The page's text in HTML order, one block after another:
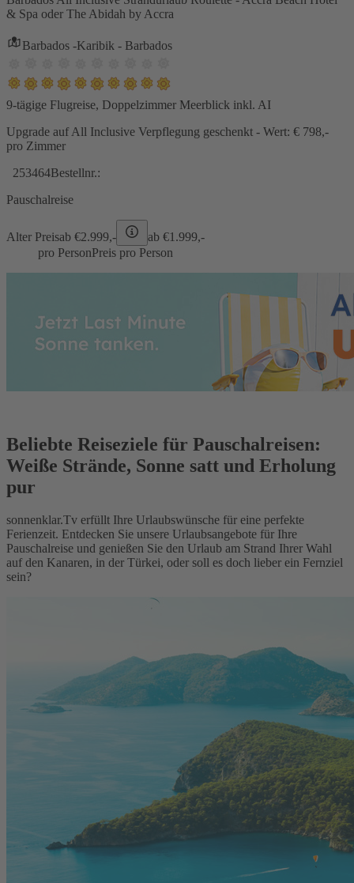
& Spa oder The Abidah by Accra
Barbados -Karibik - Barbados
9-tägige Flugreise, Doppelzimmer Meerblick inkl. AI
Upgrade auf All Inclusive Verpflegung geschenkt - Wert: € 798,-
pro Zimmer
253464Bestellnr.:
Pauschalreise
Alter Preisab €2.999,- ab €1.999,-
pro PersonPreis pro Person
Beliebte Reiseziele für Pauschalreisen:
Weiße Strände, Sonne satt und Erholung
pur
sonnenklar.Tv erfüllt Ihre Urlaubswünsche für eine perfekte
Ferienzeit. Entdecken Sie unsere Urlaubsangebote für Ihre
Pauschalreise und genießen Sie den Urlaub am Strand Ihrer Wahl
auf den Kanaren, in der Türkei, oder soll es doch lieber ein Fernziel
sein?